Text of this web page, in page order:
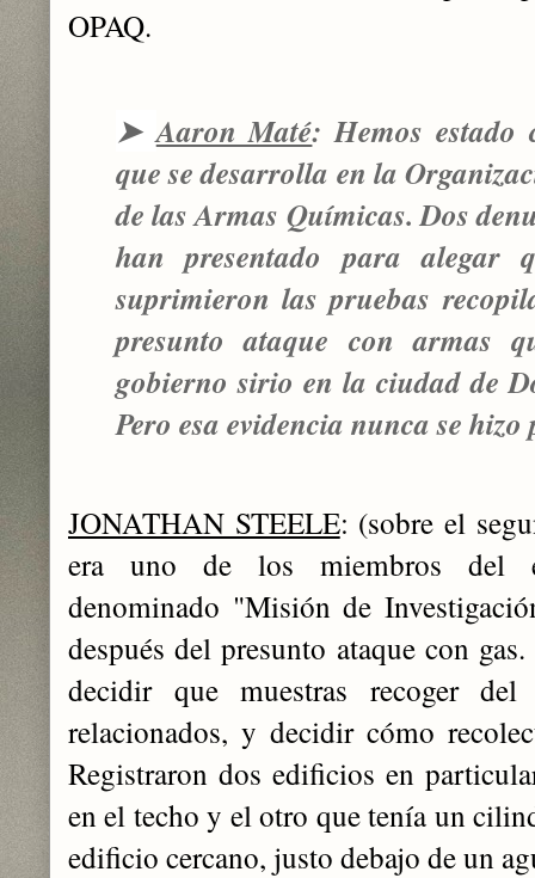
OPAQ.
➤Aaron Maté: Hemos estado
que se desarrolla en la
de las Armas Químicas. Dos
han presentado para alegar
suprimieron las pruebas
presunto ataque con armas
gobierno sirio en la ciudad de
Pero esa evidencia nunca se
JONATHAN STEELE: (sobre el
era uno de los miembros del
denominado "Misión de
después del presunto ataque con
decidir que muestras recoger
relacionados, y decidir cómo
Registraron dos edificios en
en el techo y el otro que tenía un
edificio cercano, justo debajo de un